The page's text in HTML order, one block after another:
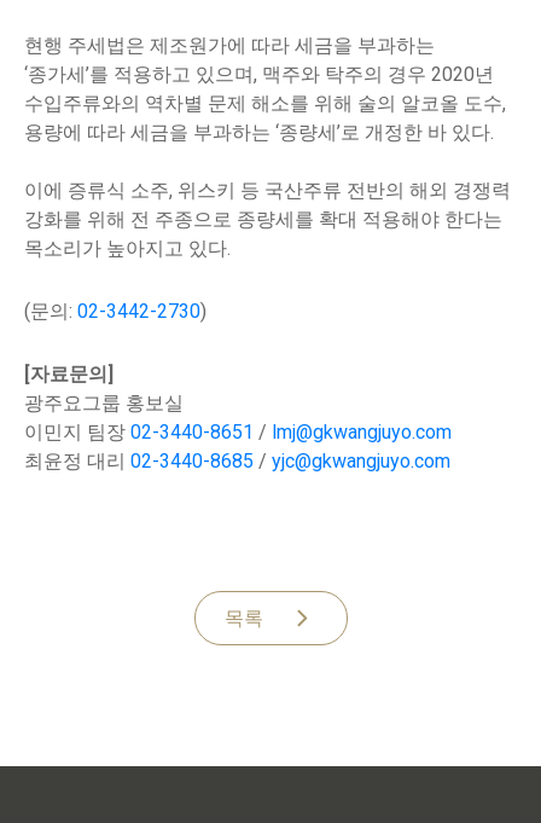
현행 주세법은 제조원가에 따라 세금을 부과하는
‘종가세’를 적용하고 있으며, 맥주와 탁주의 경우 2020년
수입주류와의 역차별 문제 해소를 위해 술의 알코올 도수,
용량에 따라 세금을 부과하는 ‘종량세’로 개정한 바 있다.
이에 증류식 소주, 위스키 등 국산주류 전반의 해외 경쟁력
강화를 위해 전 주종으로 종량세를 확대 적용해야 한다는
목소리가 높아지고 있다.
(문의: 02-3442-2730)
[자료문의]
광주요그룹 홍보실
이민지 팀장 02-3440-8651 / lmj@gkwangjuyo.com
최윤정 대리 02-3440-8685 / yjc@gkwangjuyo.com
목록